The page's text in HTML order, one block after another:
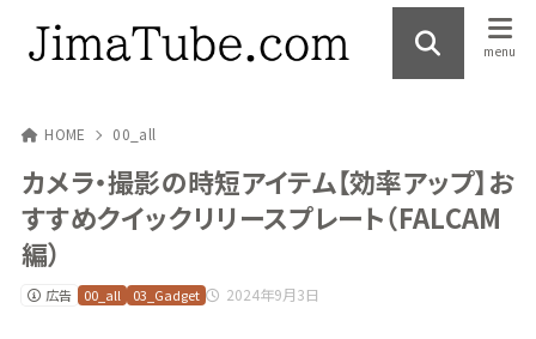
HOME 00_all
カメラ・撮影の時短アイテム【効率アップ】お
すすめクイックリリースプレート（FALCAM
編）
広告 2024年9月3日
00_all 03_Gadget